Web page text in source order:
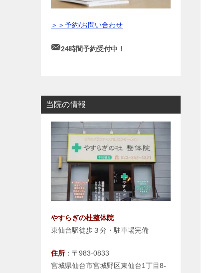
＞＞予約/お問い合わせ
24時間予約受付中！
当院の情報
やすらぎの杜整体院
東仙台駅徒歩３分・駐車場完備
住所 ：〒983-0833
宮城県仙台市宮城野区東仙台1丁目8-